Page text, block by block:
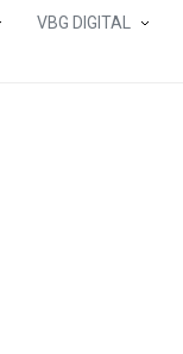
VBG DIGITAL